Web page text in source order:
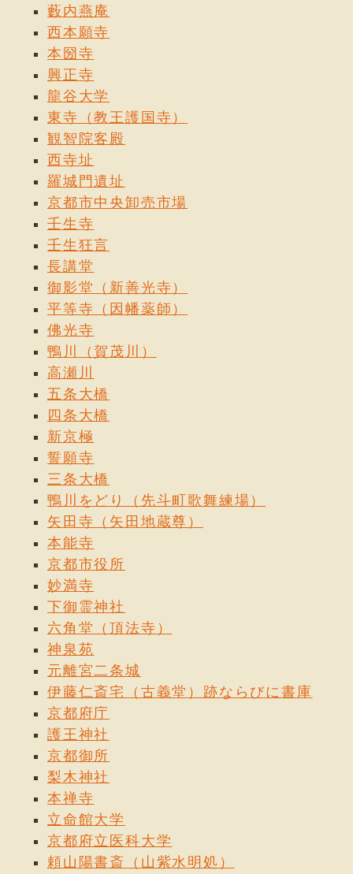
藪内燕庵
西本願寺
本圀寺
興正寺
龍谷大学
東寺（教王護国寺）
観智院客殿
西寺址
羅城門遺址
京都市中央卸売市場
壬生寺
壬生狂言
長講堂
御影堂（新善光寺）
平等寺（因幡薬師）
佛光寺
鴨川（賀茂川）
高瀬川
五条大橋
四条大橋
新京極
誓願寺
三条大橋
鴨川をどり（先斗町歌舞練場）
矢田寺（矢田地蔵尊）
本能寺
京都市役所
妙満寺
下御霊神社
六角堂（頂法寺）
神泉苑
元離宮二条城
伊藤仁斎宅（古義堂）跡ならびに書庫
京都府庁
護王神社
京都御所
梨木神社
本禅寺
立命館大学
京都府立医科大学
頼山陽書斎（山紫水明処）